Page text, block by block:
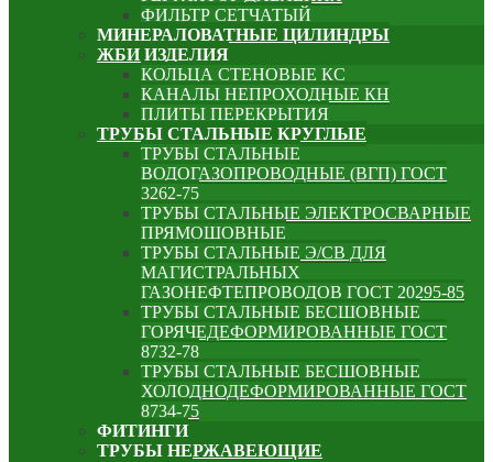
ФИЛЬТР СЕТЧАТЫЙ
МИНЕРАЛОВАТНЫЕ ЦИЛИНДРЫ
ЖБИ ИЗДЕЛИЯ
КОЛЬЦА СТЕНОВЫЕ КС
КАНАЛЫ НЕПРОХОДНЫЕ КН
ПЛИТЫ ПЕРЕКРЫТИЯ
ТРУБЫ СТАЛЬНЫЕ КРУГЛЫЕ
ТРУБЫ СТАЛЬНЫЕ
ВОДОГАЗОПРОВОДНЫЕ (ВГП) ГОСТ
3262-75
ТРУБЫ СТАЛЬНЫЕ ЭЛЕКТРОСВАРНЫЕ
ПРЯМОШОВНЫЕ
ТРУБЫ СТАЛЬНЫЕ Э/СВ ДЛЯ
МАГИСТРАЛЬНЫХ
ГАЗОНЕФТЕПРОВОДОВ ГОСТ 20295-85
ТРУБЫ СТАЛЬНЫЕ БЕСШОВНЫЕ
ГОРЯЧЕДЕФОРМИРОВАННЫЕ ГОСТ
8732-78
ТРУБЫ СТАЛЬНЫЕ БЕСШОВНЫЕ
ХОЛОДНОДЕФОРМИРОВАННЫЕ ГОСТ
8734-75
ФИТИНГИ
ТРУБЫ НЕРЖАВЕЮЩИЕ